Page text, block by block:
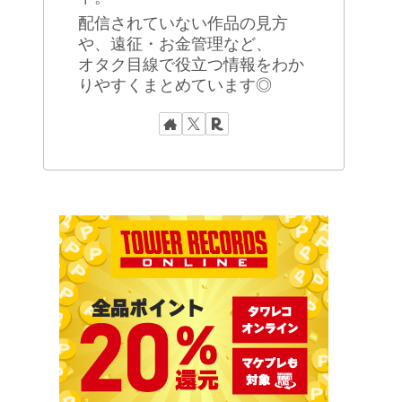
配信されていない作品の見方
や、遠征・お金管理など、
オタク目線で役立つ情報をわか
りやすくまとめています◎